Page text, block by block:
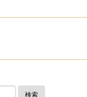
検索